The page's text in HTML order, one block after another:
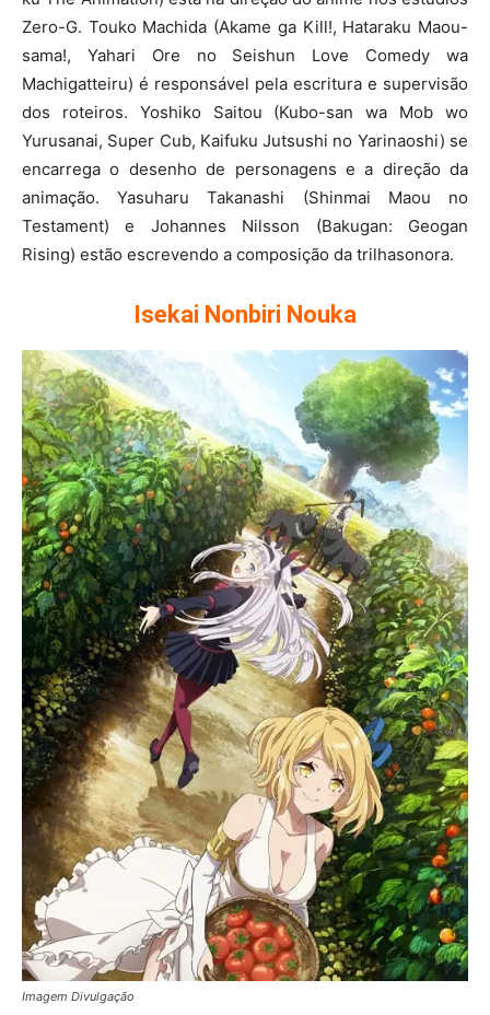
Zero-G. Touko Machida (Akame ga Kill!, Hataraku Maou-
sama!, Yahari Ore no Seishun Love Comedy wa
Machigatteiru) é responsável pela escritura e supervisão
dos roteiros. Yoshiko Saitou (Kubo-san wa Mob wo
Yurusanai, Super Cub, Kaifuku Jutsushi no Yarinaoshi) se
encarrega o desenho de personagens e a direção da
animação. Yasuharu Takanashi (Shinmai Maou no
Testament) e Johannes Nilsson (Bakugan: Geogan
Rising) estão escrevendo a composição da trilhasonora.
Isekai Nonbiri Nouka
Imagem Divulgação